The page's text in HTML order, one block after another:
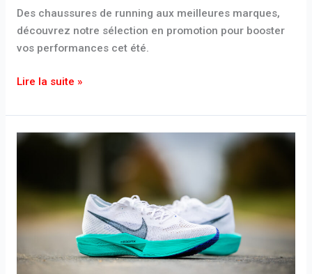
Des chaussures de running aux meilleures marques,
découvrez notre sélection en promotion pour booster
vos performances cet été.
Lire la suite »
Soldes
meilleures
sur